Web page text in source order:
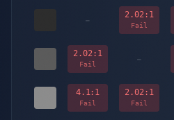
- 2.02:1
Fail
2.02:1
Fail -
4.1:1
Fail
2.02:1
Fail